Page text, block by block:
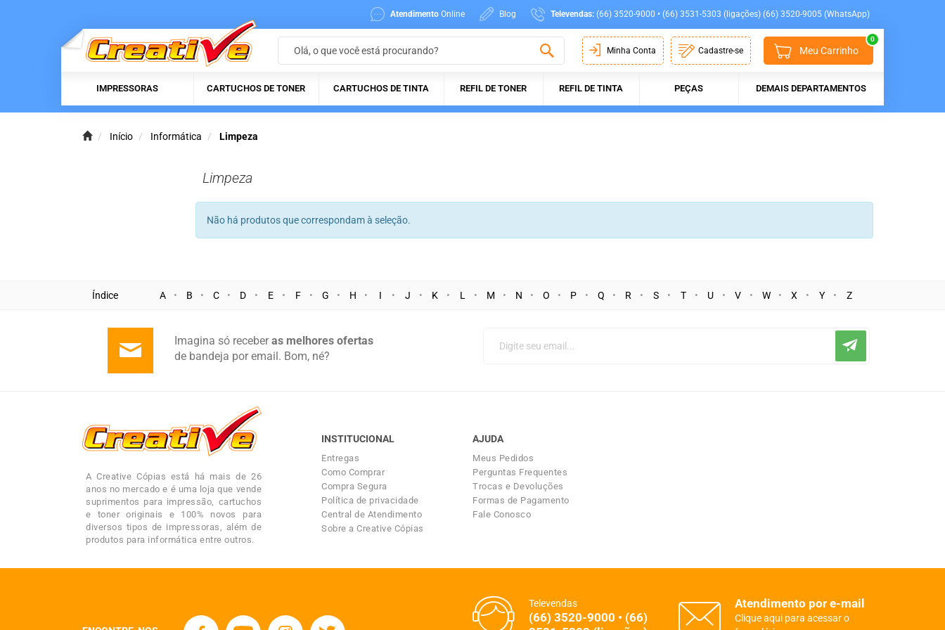
Atendimento Online Blog Televendas: (66) 3520-9000 • (66) 3531-5303 (ligações) (66) 3520-9005 (WhatsApp)
Minha Conta Cadastre-se Meu Carrinho
0
IMPRESSORAS CARTUCHOS DE TONER CARTUCHOS DE TINTA REFIL DE TONER REFIL DE TINTA PEÇAS DEMAIS DEPARTAMENTOS
Início Informática Limpeza
Limpeza
Não há produtos que correspondam à seleção.
Índice A B C D E F G H I J K L M N O P Q R S T U V W X Y Z
Imagina só receberas melhores ofertas
de bandeja por email. Bom, né?
A Creative Cópias está há mais de 26
anos no mercado e é uma loja que vende
suprimentos para impressão, cartuchos
e toner originais e 100% novos para
diversos tipos de impressoras, além de
produtos para informática entre outros.
INSTITUCIONAL
Entregas
Como Comprar
Compra Segura
Política de privacidade
Central de Atendimento
Sobre a Creative Cópias
AJUDA
Meus Pedidos
Perguntas Frequentes
Trocas e Devoluções
Formas de Pagamento
Fale Conosco
Televendas
(66) 3520-9000 • (66)
Atendimento por e-mail
Clique aqui para acessar o